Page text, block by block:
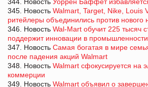
345. Новость Walmart, Target, Nike, Louis
ритейлеры объединились против
346. Новость Wal-Mart обучит 225 тысяч
поддержит инновации в промышленности
347. Новость Самая богатая в мире
после падения акций Walmart
348. Новость Walmart сфокусируется на
коммерции
349. Новость Walmart объявил о